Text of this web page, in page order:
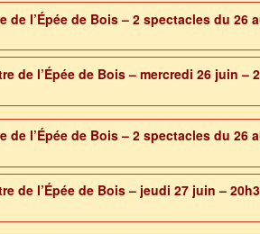
de l’Épée de Bois – 2 spectacles du 26
de l’Épée de Bois – mercredi 26 juin –
de l’Épée de Bois – 2 spectacles du 26
de l’Épée de Bois – jeudi 27 juin –